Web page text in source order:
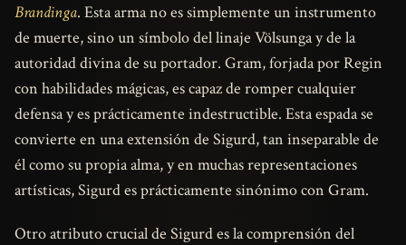
Brandinga. Esta arma no es simplemente un instrumento
de muerte, sino un símbolo del linaje Völsunga y de la
autoridad divina de su portador. Gram, forjada por Regin
con habilidades mágicas, es capaz de romper cualquier
defensa y es prácticamente indestructible. Esta espada se
convierte en una extensión de Sigurd, tan inseparable de
él como su propia alma, y en muchas representaciones
artísticas, Sigurd es prácticamente sinónimo con Gram.
Otro atributo crucial de Sigurd es la comprensión del